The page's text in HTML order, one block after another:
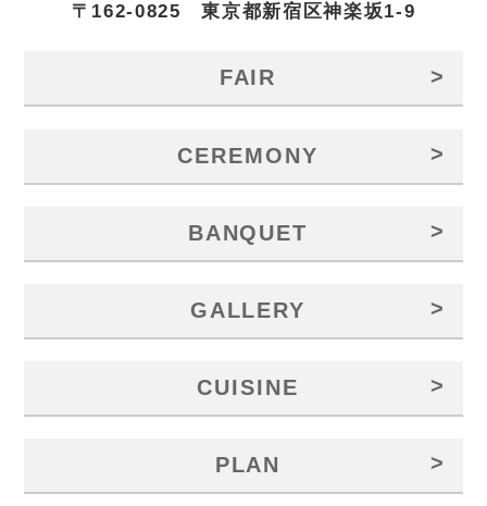
〒162-0825 東京都新宿区神楽坂1-9
FAIR >
CEREMONY >
BANQUET >
GALLERY >
CUISINE >
PLAN >